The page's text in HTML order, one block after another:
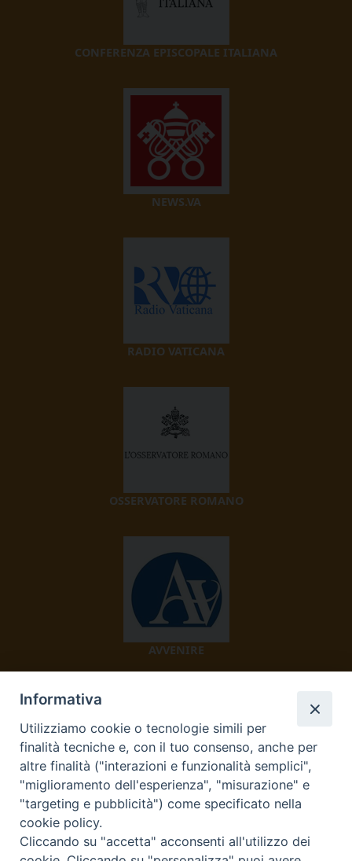
CONFERENZA EPISCOPALE ITALIANA
NEWS.VA
RADIO VATICANA
OSSERVATORE ROMANO
AVVENIRE
TV 2000
Informativa
Utilizziamo cookie o tecnologie simili per
finalità tecniche e, con il tuo consenso, anche per
altre finalità ("interazioni e funzionalità semplici",
"miglioramento dell'esperienza", "misurazione" e
"targeting e pubblicità") come specificato nella
cookie policy.
Cliccando su "accetta" acconsenti all'utilizzo dei